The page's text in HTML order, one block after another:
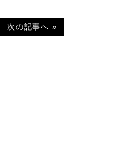
次の記事へ »